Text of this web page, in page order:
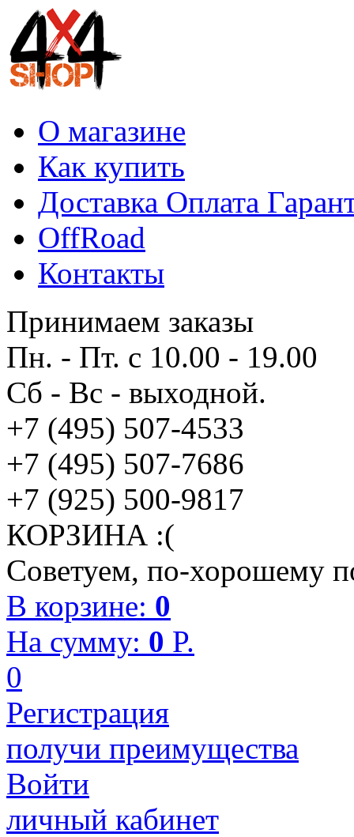
О магазине
Как купить
Доставка Оплата
OffRoad
Контакты
Принимаем заказы
Пн. - Пт. с 10.00 - 19.00
Сб - Вс - выходной.
+7 (495) 507-4533
+7 (495) 507-7686
+7 (925) 500-9817
КОРЗИНА :(
Советуем, по-хорошему
В корзине: 0
На сумму: 0 P.
0
Регистрация
получи преимущества
Войти
личный кабинет